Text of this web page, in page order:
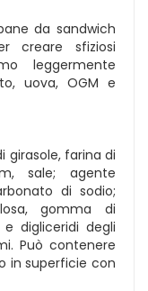
da sandwich
creare sfiziosi
leggermente
uova, OGM e
girasole, farina di
sale; agente
di sodio;
gomma di
digliceridi degli
Può contenere
in superficie con